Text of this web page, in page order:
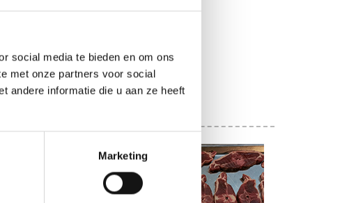
social media te bieden en om ons
met onze partners voor social
andere informatie die u aan ze heeft
Marketing